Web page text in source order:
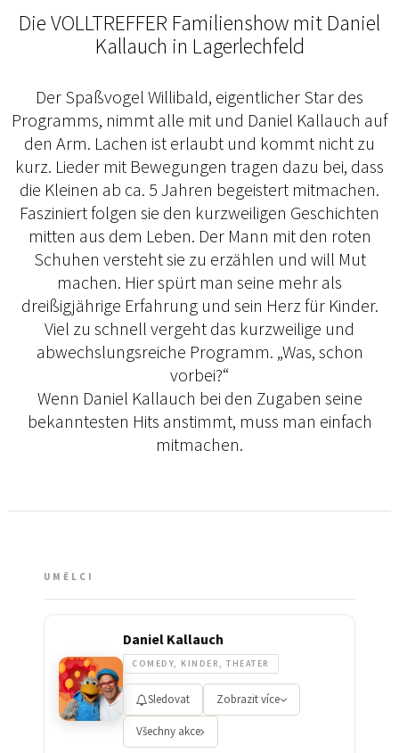
Die VOLLTREFFER Familienshow mit Daniel
Kallauch in Lagerlechfeld
Der Spaßvogel Willibald, eigentlicher Star des
Programms, nimmt alle mit und Daniel Kallauch auf
den Arm. Lachen ist erlaubt und kommt nicht zu
kurz. Lieder mit Bewegungen tragen dazu bei, dass
die Kleinen ab ca. 5 Jahren begeistert mitmachen.
Fasziniert folgen sie den kurzweiligen Geschichten
mitten aus dem Leben. Der Mann mit den roten
Schuhen versteht sie zu erzählen und will Mut
machen. Hier spürt man seine mehr als
dreißigjährige Erfahrung und sein Herz für Kinder.
Viel zu schnell vergeht das kurzweilige und
abwechslungsreiche Programm. „Was, schon
vorbei?“
Wenn Daniel Kallauch bei den Zugaben seine
bekanntesten Hits anstimmt, muss man einfach
mitmachen.
UMĚLCI
Daniel Kallauch
COMEDY, KINDER, THEATER
Sledovat Zobrazit více
Všechny akce